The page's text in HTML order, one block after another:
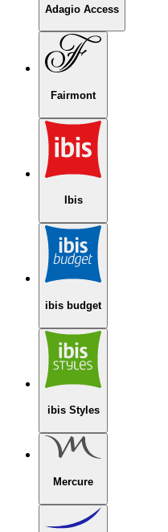
Adagio Access
Fairmont
Ibis
ibis budget
ibis Styles
Mercure